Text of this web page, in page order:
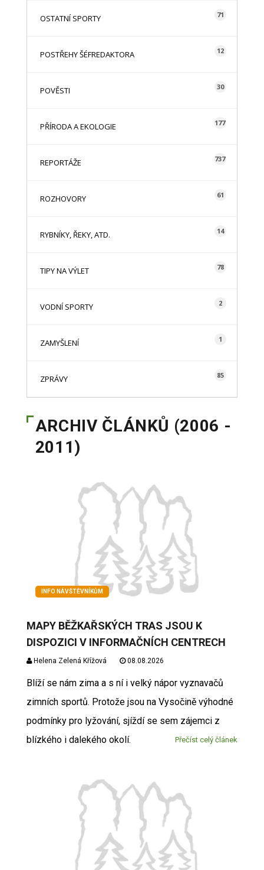
OSTATNÍ SPORTY 71
POSTŘEHY ŠÉFREDAKTORA 12
POVĚSTI 30
PŘÍRODA A EKOLOGIE 177
REPORTÁŽE 737
ROZHOVORY 61
RYBNÍKY, ŘEKY, ATD. 14
TIPY NA VÝLET 78
VODNÍ SPORTY 2
ZAMYŠLENÍ 1
ZPRÁVY 85
ARCHIV ČLÁNKŮ (2006 -
2011)
INFO NÁVŠTĚVNÍKŮM
MAPY BĚŽKAŘSKÝCH TRAS JSOU K
DISPOZICI V INFORMAČNÍCH CENTRECH
Helena Zelená Křížová 08.08.2026
Blíží se nám zima a s ní i velký nápor vyznavačů
zimních sportů. Protože jsou na Vysočině výhodné
podmínky pro lyžování, sjíždí se sem zájemci z
blízkého i dalekého okolí.
Přečíst celý článek